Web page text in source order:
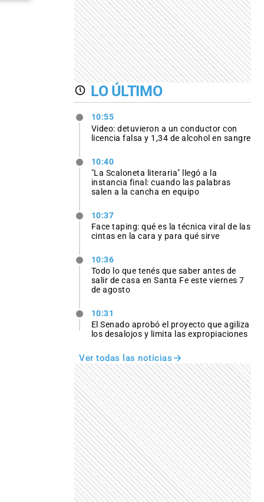
LO ÚLTIMO
10:55
Video: detuvieron a un conductor con
licencia falsa y 1,34 de alcohol en sangre
10:40
"La Scaloneta literaria" llegó a la
instancia final: cuando las palabras
salen a la cancha en equipo
10:37
Face taping: qué es la técnica viral de las
cintas en la cara y para qué sirve
10:36
Todo lo que tenés que saber antes de
salir de casa en Santa Fe este viernes 7
de agosto
10:31
El Senado aprobó el proyecto que agiliza
los desalojos y limita las expropiaciones
Ver todas las noticias